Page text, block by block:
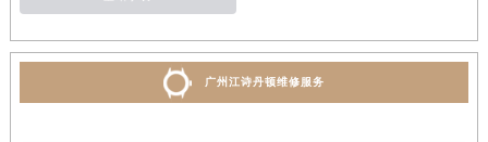
广州江诗丹顿维修服务